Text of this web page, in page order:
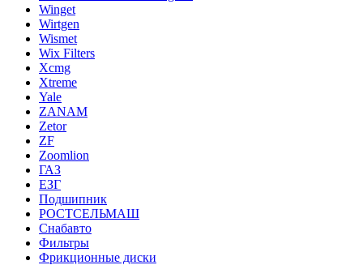
Winget
Wirtgen
Wismet
Wix Filters
Xcmg
Xtreme
Yale
ZANAM
Zetor
ZF
Zoomlion
ГАЗ
ЕЗГ
Подшипник
РОСТСЕЛЬМАШ
Снабавто
Фильтры
Фрикционные диски